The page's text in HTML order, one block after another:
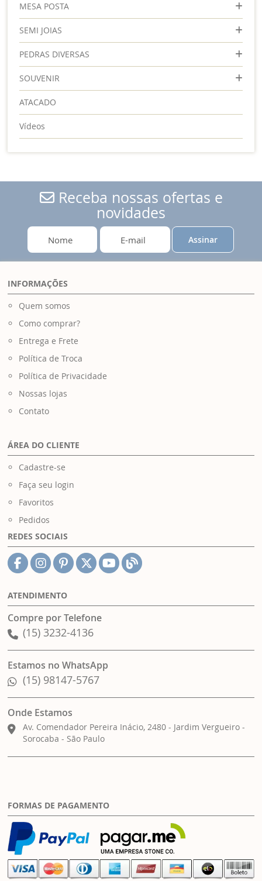
MESA POSTA
SEMI JOIAS
PEDRAS DIVERSAS
SOUVENIR
ATACADO
Vídeos
Receba nossas ofertas e
novidades
Assinar
INFORMAÇÕES
Quem somos
Como comprar?
Entrega e Frete
Política de Troca
Política de Privacidade
Nossas lojas
Contato
ÁREA DO CLIENTE
Cadastre-se
Faça seu login
Favoritos
Pedidos
REDES SOCIAIS
ATENDIMENTO
Compre por Telefone
(15) 3232-4136
Estamos no WhatsApp
(15) 98147-5767
Onde Estamos
Av. Comendador Pereira Inácio, 2480 - Jardim Vergueiro -
Sorocaba - São Paulo
FORMAS DE PAGAMENTO